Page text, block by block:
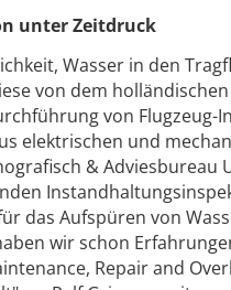
unter Zeitdruck
Wasser in den
von dem
von Flugzeug-
elektrischen und
& Adviesbureau
das Aufspüren von
wir schon
Repair and